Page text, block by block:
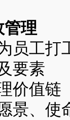
管理
员工打
要素
价值链
景、使